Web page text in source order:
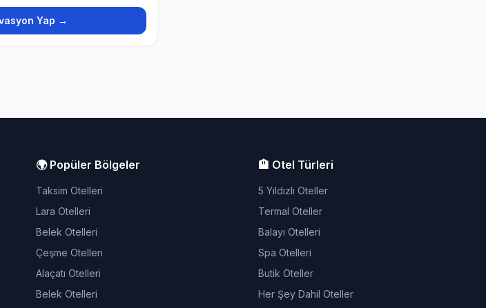
Yap →
🌍 Popüler Bölgeler
Taksim Otelleri
Lara Otelleri
Belek Otelleri
Çeşme Otelleri
Alaçatı Otelleri
Belek Otelleri
🏨 Otel Türleri
5 Yıldızlı Oteller
Termal Oteller
Balayı Otelleri
Spa Otelleri
Butik Oteller
Her Şey Dahil Oteller